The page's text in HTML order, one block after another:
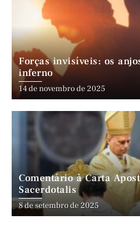
Forças invisíveis: os
inferno
14 de novembro de 2025
Comentário à Carta
Sacerdotalis
8 de setembro de 2025